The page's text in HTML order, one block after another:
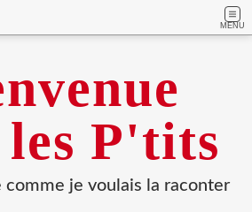
MENU
les P'tits
comme je voulais la raconter